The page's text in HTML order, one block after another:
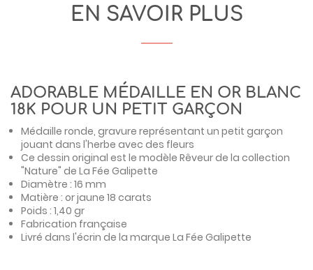
EN SAVOIR PLUS
ADORABLE MÉDAILLE EN OR BLANC
18K POUR UN PETIT GARÇON
Médaille ronde, gravure représentant un petit garçon
jouant dans l'herbe avec des fleurs
Ce dessin original est le modèle Rêveur de la collection
"Nature" de La Fée Galipette
Diamètre : 16 mm
Matière : or jaune 18 carats
Poids : 1,40 gr
Fabrication française
Livré dans l'écrin de la marque La Fée Galipette